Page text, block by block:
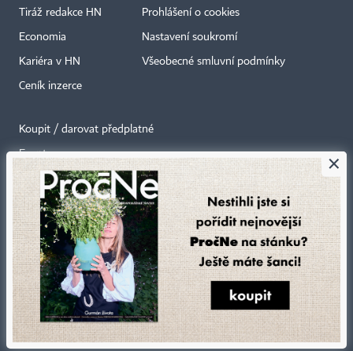
Tiráž redakce HN
Economia
Kariéra v HN
Ceník inzerce
Prohlášení o cookies
Nastavení soukromí
Všeobecné smluvní podmínky
Koupit / darovat předplatné
Eventy
Newslettery
RSS kanály
Autorská práva vykonává vydavatel. Bez písemného svolení vydavatele je
zakázáno jakékoli užití částí nebo celku díla, zejména rozmnožování a šíření
jakýmkoli způsobem, mechanickým nebo elektronickým, v českém nebo
jiném jazyce. Bez souhlasu vydavatele je zakázáno též rozmnožování
obsahu pro účely automatizované analýzy textů nebo dat
podle ustanovení § 39c autorského zákona.
×